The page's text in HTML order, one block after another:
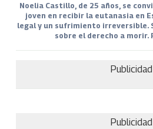
Noelia Castillo, de 25 años, se
joven en recibir la eutanasia en
legal y un sufrimiento irreversible.
sobre el derecho a morir.
Publicidad
Publicidad